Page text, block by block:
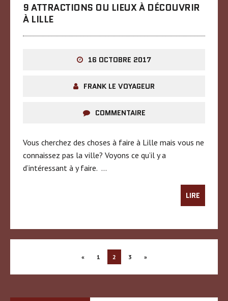
9 ATTRACTIONS OU LIEUX À DÉCOUVRIR
À LILLE
16 OCTOBRE 2017
FRANK LE VOYAGEUR
COMMENTAIRE
Vous cherchez des choses à faire à Lille mais vous ne
connaissez pas la ville? Voyons ce qu’il y a
d’intéressant à y faire. …
LIRE
« 1 2 3 »